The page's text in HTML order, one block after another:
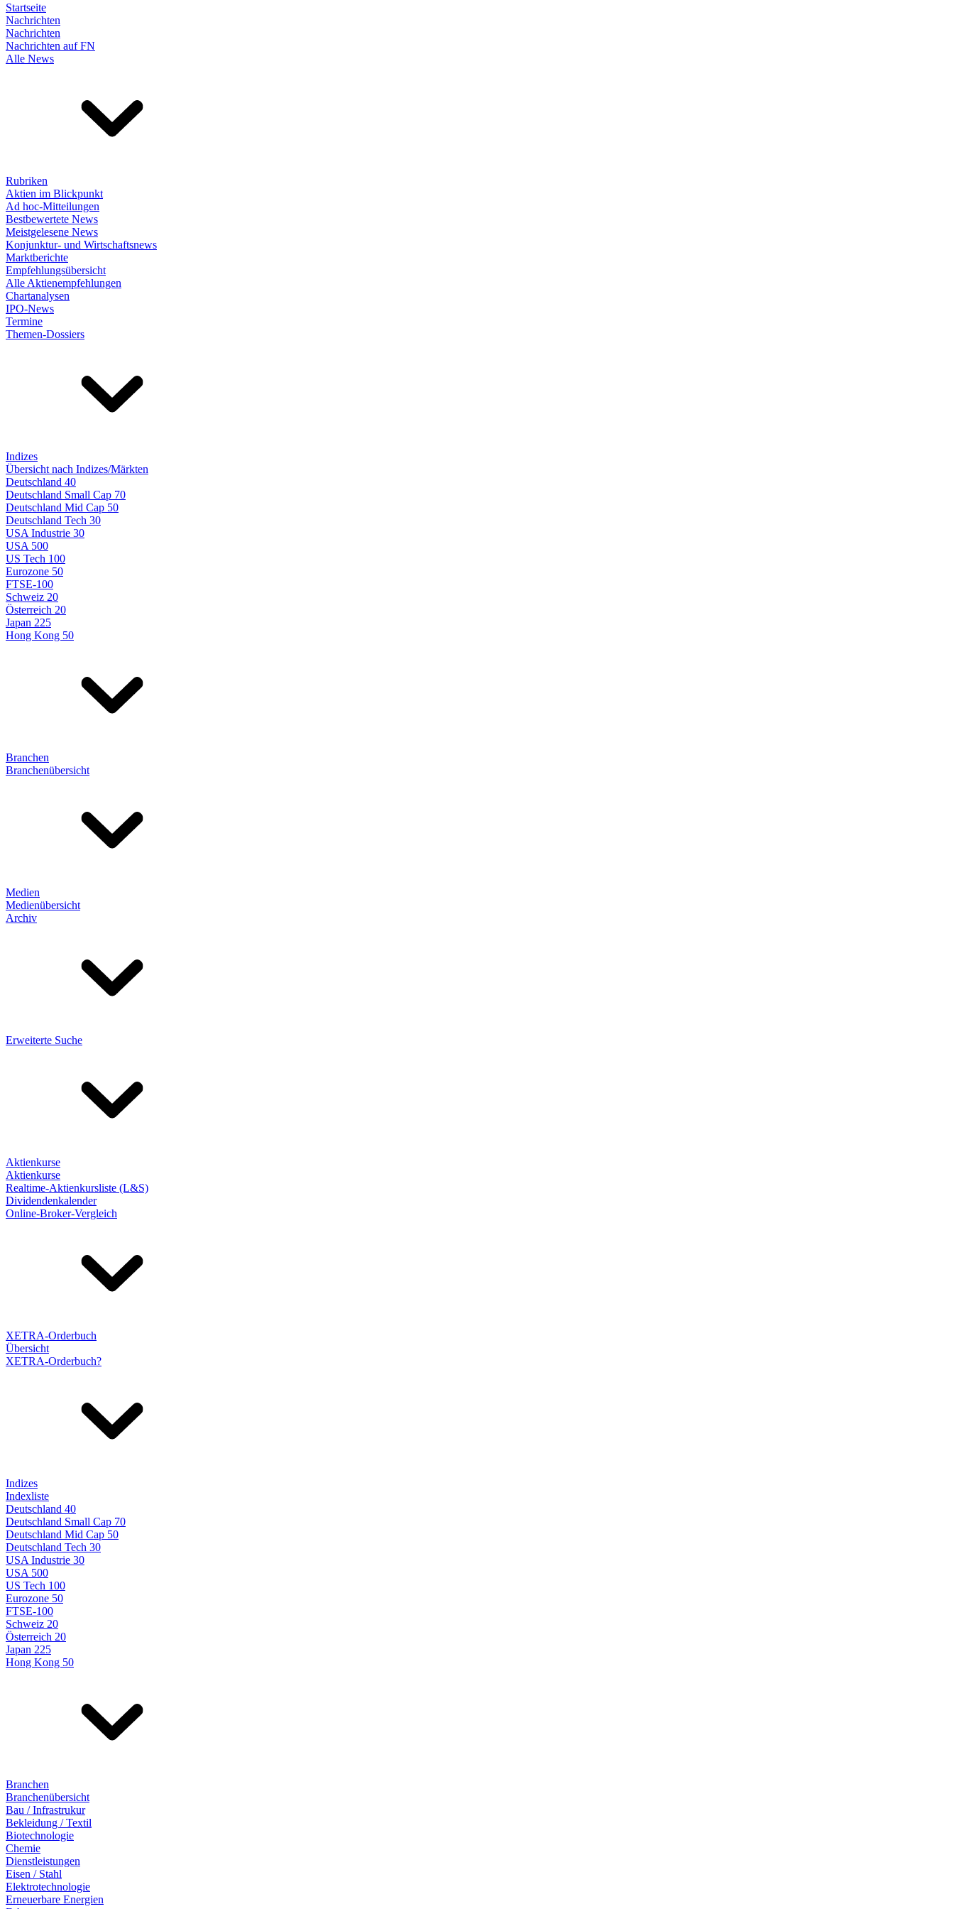
Startseite
Nachrichten
Nachrichten
Nachrichten auf FN
Alle News
Rubriken
Aktien im Blickpunkt
Ad hoc-Mitteilungen
Bestbewertete News
Meistgelesene News
Konjunktur- und Wirtschaftsnews
Marktberichte
Empfehlungsübersicht
Alle Aktienempfehlungen
Chartanalysen
IPO-News
Termine
Themen-Dossiers
Indizes
Übersicht nach Indizes/Märkten
Deutschland 40
Deutschland Small Cap 70
Deutschland Mid Cap 50
Deutschland Tech 30
USA Industrie 30
USA 500
US Tech 100
Eurozone 50
FTSE-100
Schweiz 20
Österreich 20
Japan 225
Hong Kong 50
Branchen
Branchenübersicht
Medien
Medienübersicht
Archiv
Erweiterte Suche
Aktienkurse
Aktienkurse
Realtime-Aktienkursliste (L&S)
Dividendenkalender
Online-Broker-Vergleich
XETRA-Orderbuch
Übersicht
XETRA-Orderbuch?
Indizes
Indexliste
Deutschland 40
Deutschland Small Cap 70
Deutschland Mid Cap 50
Deutschland Tech 30
USA Industrie 30
USA 500
US Tech 100
Eurozone 50
FTSE-100
Schweiz 20
Österreich 20
Japan 225
Hong Kong 50
Branchen
Branchenübersicht
Bau / Infrastrukur
Bekleidung / Textil
Biotechnologie
Chemie
Dienstleistungen
Eisen / Stahl
Elektrotechnologie
Erneuerbare Energien